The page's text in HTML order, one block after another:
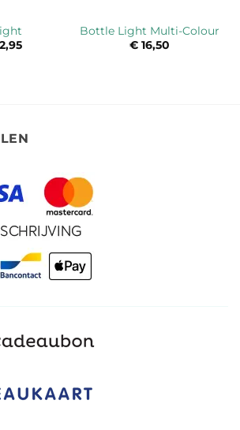
Prijsklasse:
Bottle Light Multi-Colour
€ 16,50